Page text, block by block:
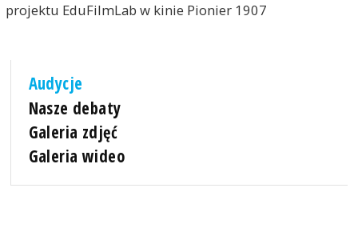
projektu EduFilmLab w kinie Pionier 1907
Audycje
Nasze debaty
Galeria zdjęć
Galeria wideo